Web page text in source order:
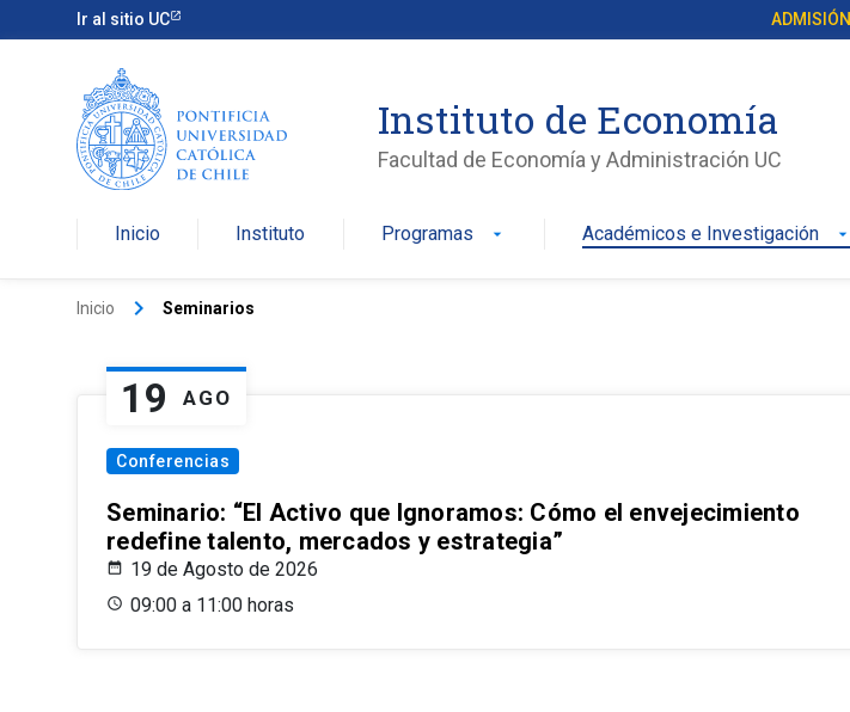
Ir al sitio UC ADMISIÓN
Instituto de Economía
Facultad de Economía y Administración UC
Inicio Instituto Programas arrow_drop_down Académicos e Investigación arrow_drop_down
Inicio keyboard_arrow_right Seminarios
19 AGO
Conferencias
Seminario: “El Activo que Ignoramos: Cómo el envejecimiento
redefine talento, mercados y estrategia”
19 de Agosto de 2026
09:00 a 11:00 horas